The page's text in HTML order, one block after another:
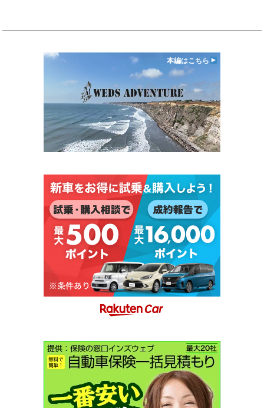
本編はこちら